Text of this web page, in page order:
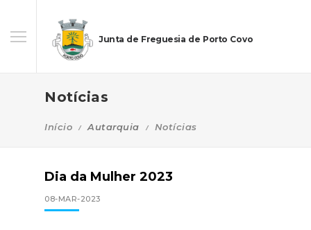
Junta de Freguesia de Porto Covo
Notícias
Início Autarquia Notícias
Dia da Mulher 2023
08-MAR-2023